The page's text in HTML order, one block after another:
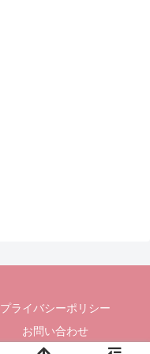
プライバシーポリシー
お問い合わせ